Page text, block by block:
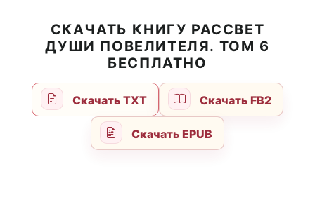
СКАЧАТЬ КНИГУ РАССВЕТ
ДУШИ ПОВЕЛИТЕЛЯ. ТОМ 6
БЕСПЛАТНО
Скачать TXT Скачать FB2
Скачать EPUB